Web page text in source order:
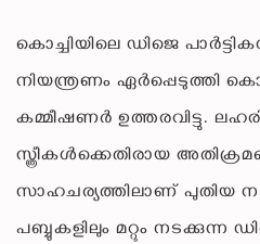
കൊച്ചിയിലെ ഡിജെ
നിയന്ത്രണം ഏർപ്പെടുത്തി
കമ്മീഷണർ ഉത്തരവിട്ടു.
സ്ത്രീകൾക്കെതിരായ
സാഹചര്യത്തിലാണ് പുതിയ
പബ്ബുകളിലും മറ്റും നടക്കുന്ന